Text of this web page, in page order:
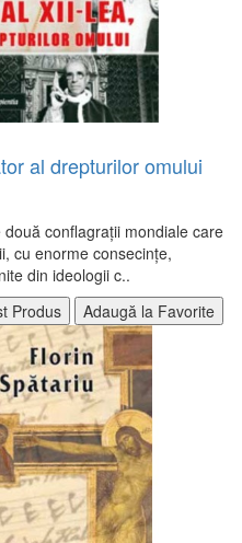
al drepturilor omului
conflagrații mondiale care
cu enorme consecințe,
din ideologii c..
Produs Adaugă la Favorite